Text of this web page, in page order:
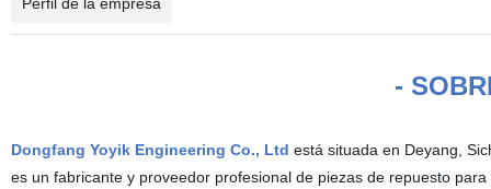
-
Dongfang Yoyik Engineering Co., Ltd está situada en Deyang,
es un fabricante y proveedor profesional de piezas de repuesto